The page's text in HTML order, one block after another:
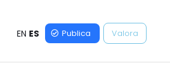
EN ES Publica Valora